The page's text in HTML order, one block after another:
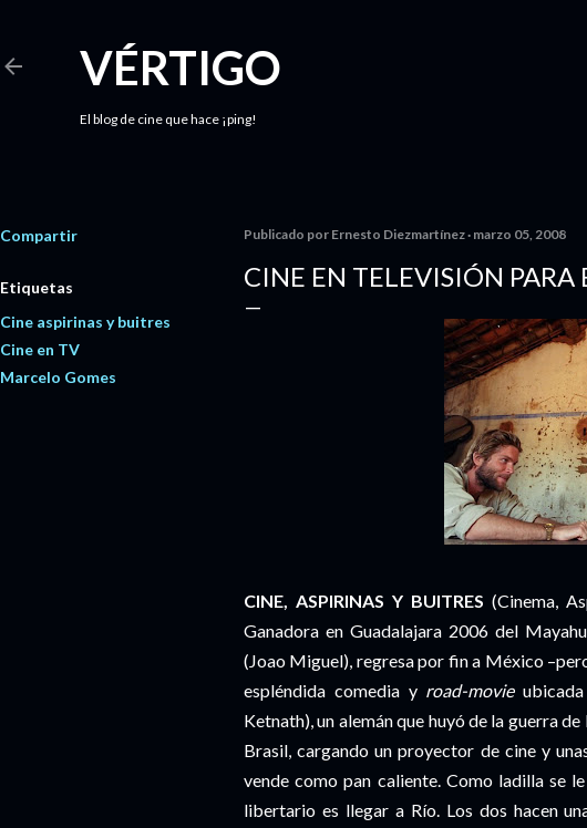
VÉRTIGO
El blog de cine que hace ¡ping!
Compartir
Etiquetas
Cine aspirinas y buitres
Cine en TV
Marcelo Gomes
Publicado por Ernesto Diezmartínez marzo 05, 2008
CINE EN TELEVISIÓN PARA
CINE, ASPIRINAS Y BUITRES (Cinema,
Ganadora en Guadalajara 2006 del
(Joao Miguel), regresa por fin a México
espléndida comedia y road-movieubicada
Ketnath), un alemán que huyó de la guerra
Brasil, cargando un proyector de cine y
vende como pan caliente. Como ladilla se
libertario es llegar a Río. Los dos hacen